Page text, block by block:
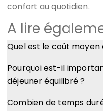
confort au quotidien.
A lire
Quel est le coût moyen
Pourquoi est-il
déjeuner équilibré ?
Combien de temps